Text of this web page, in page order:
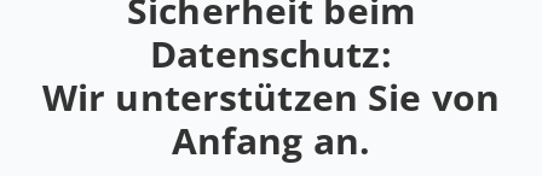
Datenschutz:
Wir un­ter­stüt­zen Sie von
Anfang an.